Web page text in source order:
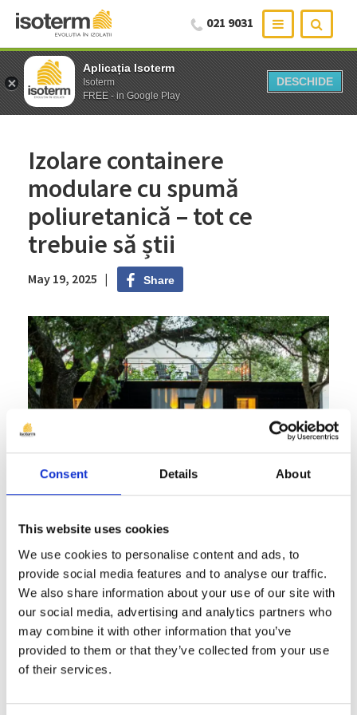
Aplicația Isoterm
Isoterm
FREE - in Google Play
DESCHIDE
Aplicația Isoterm
Isoterm
FREE - in Google Play
DESCHIDE
Consent Details About
This website uses cookies
We use cookies to personalise content and ads, to
provide social media features and to analyse our traffic.
We also share information about your use of our site with
our social media, advertising and analytics partners who
may combine it with other information that you’ve
provided to them or that they’ve collected from your use
of their services.
021 9031
Izolare containere
modulare cu spumă
poliuretanică – tot ce
trebuie să știi
May 19, 2025 | Share
Izolare containere modulare –
Introducere: Containerele modulare au
devenit o soluție versatilă și din ce în ce
mai populară în diverse domenii, de la
construcții industriale până la spații
rezidențiale temporare. Aceste structuri
metalice oferă avantaje semnificative în